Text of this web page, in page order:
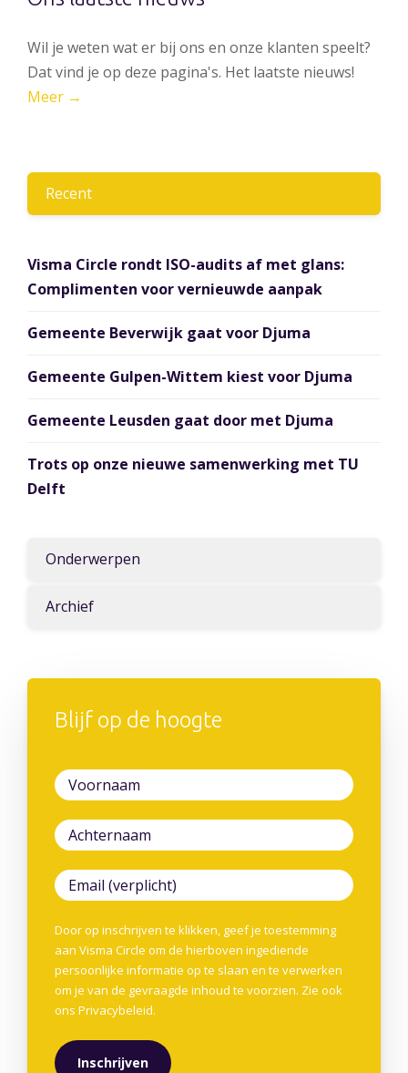
Wil je weten wat er bij ons en onze klanten speelt?
Dat vind je op deze pagina's. Het laatste nieuws!
Meer →
Recent
Visma Circle rondt ISO-audits af met glans:
Complimenten voor vernieuwde aanpak
Gemeente Beverwijk gaat voor Djuma
Gemeente Gulpen-Wittem kiest voor Djuma
Gemeente Leusden gaat door met Djuma
Trots op onze nieuwe samenwerking met TU
Delft
Onderwerpen
Archief
Blijf op de hoogte
Door op inschrijven te klikken, geef je toestemming
aan Visma Circle om de hierboven ingediende
persoonlijke informatie op te slaan en te verwerken
om je van de gevraagde inhoud te voorzien. Zie ook
ons Privacybeleid.